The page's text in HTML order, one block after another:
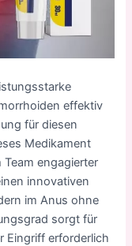
effektiv
für diesen
Medikament
engagierter
innovativen
im Anus ohne
sorgt für
Eingriff erforderlich